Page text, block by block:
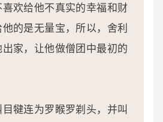
欢给他不真实的幸福和财
的是无量宝，所以，舍利
家，让他做僧团中最初的
犍连为罗睺罗剃头，并叫